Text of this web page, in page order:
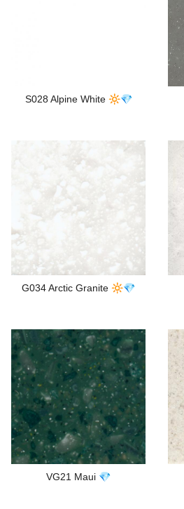
S028 Alpine White 🔆💎
G034 Arctic Granite 🔆💎
VG21 Maui 💎